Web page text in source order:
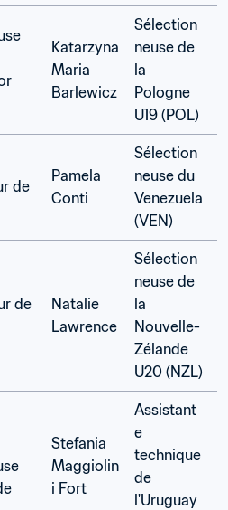
Katarzyna
Maria
Barlewicz
Sélection
neuse de
la
Pologne
U19 (POL)
de
Pamela
Conti
Sélection
neuse du
Venezuela
(VEN)
de
Natalie
Sélection
neuse de
la
Nouvelle-
Zélande
Stefania
Maggiolin
i Fort
Assistant
e
technique
de
l'Uruguay